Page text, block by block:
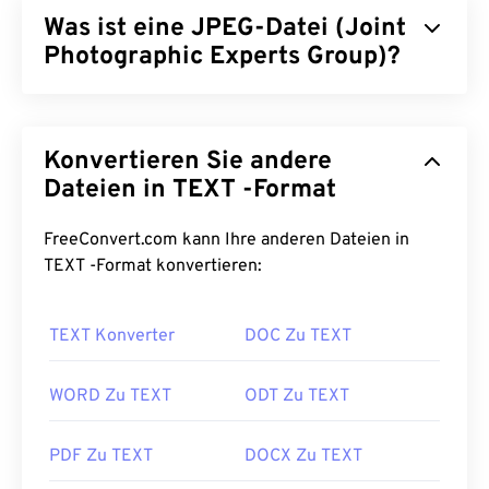
Was ist eine JPEG-Datei (Joint
Photographic Experts Group)?
zur Komprimierung von Fotos und Grafiken
verwendet. Die hohe Komprimierung, die JPEG
Aufgrund ihrer relativ geringen Größe eignen sich
JPEG-Dateien hervorragend für den Transport im
Dateigröße um bis zu 80 % reduzieren!
benötigen, können Sie
JPG in WebPkonvertieren,
Dateiformat.
Konvertieren Sie andere
Dateien in TEXT -Format
FreeConvert.com kann Ihre anderen Dateien in
TEXT -Format konvertieren:
TEXT Konverter DOC Zu TEXT
WORD Zu TEXT ODT Zu TEXT
PDF Zu TEXT DOCX Zu TEXT